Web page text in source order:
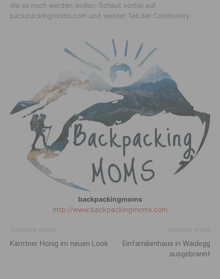
die es noch werden wollen: Schaut vorbei auf
backpackingmoms.com und werdet Teil der Community.
backpackingmoms
http://www.backpackingmoms.com
Kärntner Honig im neuen Look
Einfamilienhaus in Waidegg
ausgebrannt